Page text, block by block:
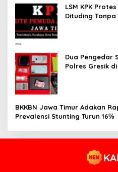
LSM KPK
Dituding Tanpa
Dua Pengedar
Polres Gresik
BKKBN Jawa Timur Adakan
Prevalensi Stunting Turun 16℅